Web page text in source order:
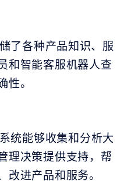
了各种产品知识、服
和智能客服机器人查
。
系统能够收集和分析大
理决策提供支持，帮
进产品和服务。